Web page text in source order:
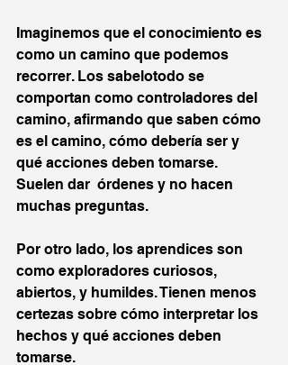
Imaginemos que el conocimiento es
como un camino que podemos
recorrer. Los sabelotodo se
comportan como controladores del
camino, afirmando que saben cómo
es el camino, cómo debería ser y
qué acciones deben tomarse.
Suelen dar  órdenes y no hacen
muchas preguntas.
Por otro lado, los aprendices son
como exploradores curiosos,
abiertos, y humildes. Tienen menos
certezas sobre cómo interpretar los
hechos y qué acciones deben
tomarse.